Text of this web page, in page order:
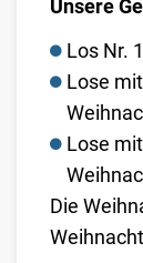
Unsere
Los Nr.
Lose
Lose
Die